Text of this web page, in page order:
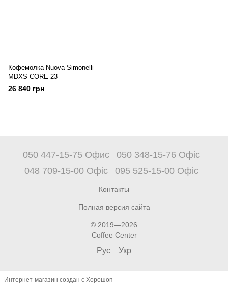
Кофемолка Nuova Simonelli
MDXS CORE 23
26 840 грн
050 447-15-75 Офис
050 348-15-76 Офіс
048 709-15-00 Офіс
095 525-15-00 Офіс
Контакты
Полная версия сайта
© 2019—2026
Coffee Center
Рус Укр
Интернет-магазин создан с Хорошоп